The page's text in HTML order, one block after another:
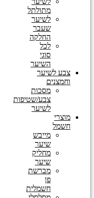
מתולתל
לשיער
שעבר
החלקה
לכל
סוגי
השיער
צבע לשיער
וחמצנים
מסכות
צבע/שטיפות
לשיער
מוצרי
חשמל
מייבש
שיער
מחליק
שיער
מברשת
פן
חשמלית